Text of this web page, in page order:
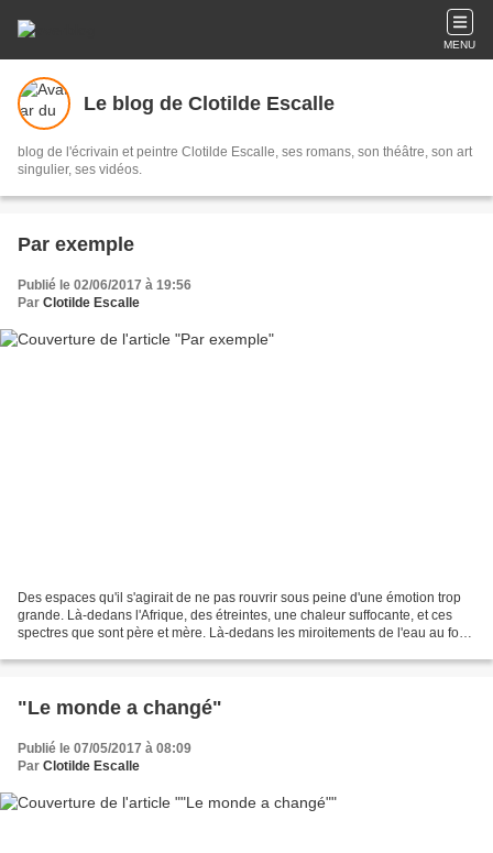
MENU
Le blog de Clotilde Escalle
blog de l'écrivain et peintre Clotilde Escalle, ses romans, son théâtre, son art
singulier, ses vidéos.
Par exemple
Publié le 02/06/2017 à 19:56
Par Clotilde Escalle
Des espaces qu'il s'agirait de ne pas rouvrir sous peine d'une émotion trop
grande. Là-dedans l'Afrique, des étreintes, une chaleur suffocante, et ces
spectres que sont père et mère. Là-dedans les miroitements de l'eau au fond
"Le monde a changé"
Publié le 07/05/2017 à 08:09
Par Clotilde Escalle